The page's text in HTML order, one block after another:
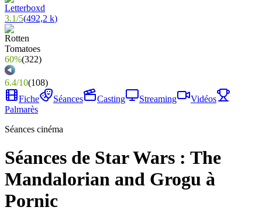
3.1/5(492,2 k)
60%(322)
6.4/10(108)
Fiche
Séances Casting Streaming
Vidéos
Palmarès
Séances cinéma
Séances de Star Wars : The
Mandalorian and Grogu à
Pornic